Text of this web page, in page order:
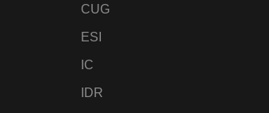
CUG
ESI
IC
IDR